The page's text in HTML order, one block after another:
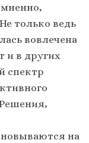
только ведь
вовлечена
и в других
спектр
на